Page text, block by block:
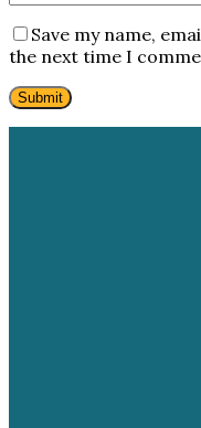
Save my name,
the next time I